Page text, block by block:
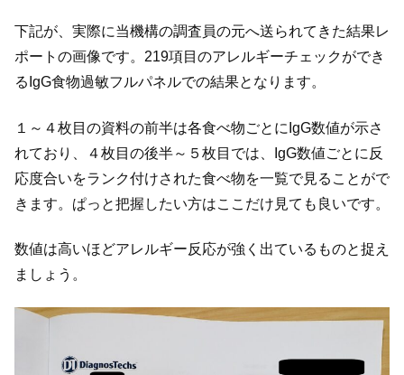
下記が、実際に当機構の調査員の元へ送られてきた結果レ
ポートの画像です。219項目のアレルギーチェックができ
るIgG食物過敏フルパネルでの結果となります。
１～４枚目の資料の前半は各食べ物ごとにIgG数値が示さ
れており、４枚目の後半～５枚目では、IgG数値ごとに反
応度合いをランク付けされた食べ物を一覧で見ることがで
きます。ぱっと把握したい方はここだけ見ても良いです。
数値は高いほどアレルギー反応が強く出ているものと捉え
ましょう。